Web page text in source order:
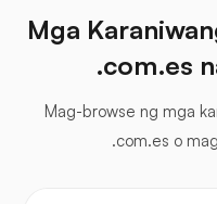
Mga
.com.es
Mag-browse ng mga
.com.es o